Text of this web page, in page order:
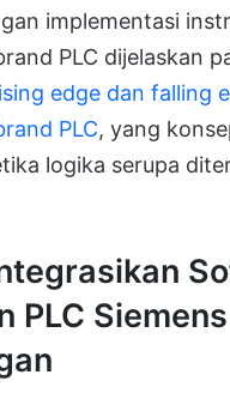
implementasi
PLC dijelaskan
edge dan falling
PLC, yang
logika serupa
PLC